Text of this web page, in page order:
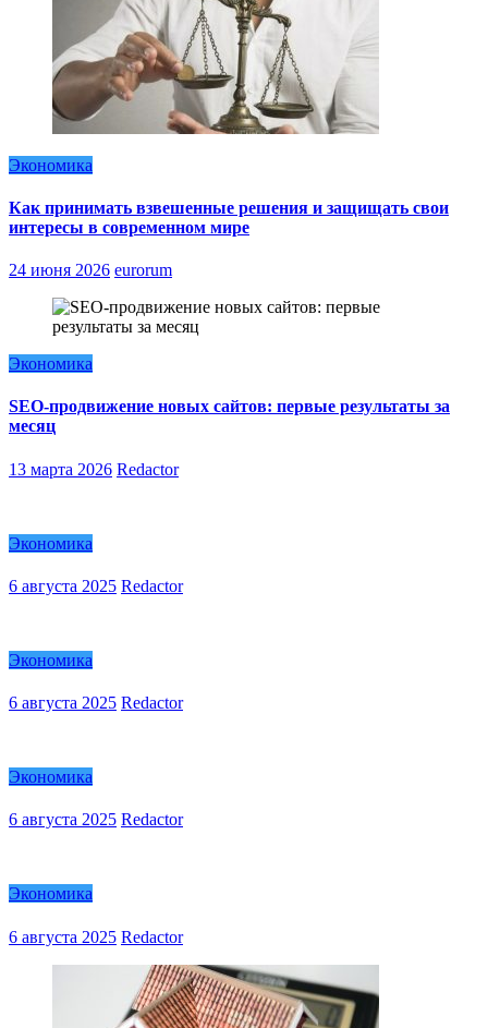
Экономика
Как принимать взвешенные решения и защищать свои
интересы в современном мире
24 июня 2026 eurorum
Экономика
SEO-продвижение новых сайтов: первые результаты за
месяц
13 марта 2026 Redactor
Экономика
6 августа 2025 Redactor
Экономика
6 августа 2025 Redactor
Экономика
6 августа 2025 Redactor
Экономика
6 августа 2025 Redactor